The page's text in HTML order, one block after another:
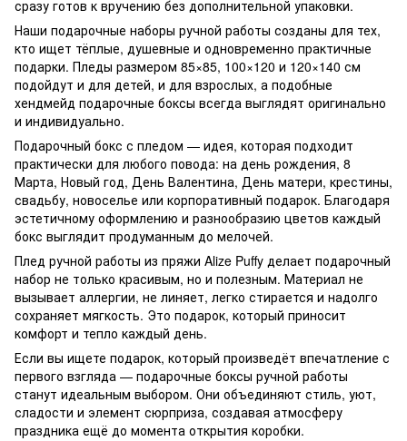
сразу готов к вручению без дополнительной упаковки.
Наши подарочные наборы ручной работы созданы для тех,
кто ищет тёплые, душевные и одновременно практичные
подарки. Пледы размером 85×85, 100×120 и 120×140 см
подойдут и для детей, и для взрослых, а подобные
хендмейд подарочные боксы всегда выглядят оригинально
и индивидуально.
Подарочный бокс с пледом — идея, которая подходит
практически для любого повода: на день рождения, 8
Марта, Новый год, День Валентина, День матери, крестины,
свадьбу, новоселье или корпоративный подарок. Благодаря
эстетичному оформлению и разнообразию цветов каждый
бокс выглядит продуманным до мелочей.
Плед ручной работы из пряжи Alize Puffy делает подарочный
набор не только красивым, но и полезным. Материал не
вызывает аллергии, не линяет, легко стирается и надолго
сохраняет мягкость. Это подарок, который приносит
комфорт и тепло каждый день.
Если вы ищете подарок, который произведёт впечатление с
первого взгляда — подарочные боксы ручной работы
станут идеальным выбором. Они объединяют стиль, уют,
сладости и элемент сюрприза, создавая атмосферу
праздника ещё до момента открытия коробки.